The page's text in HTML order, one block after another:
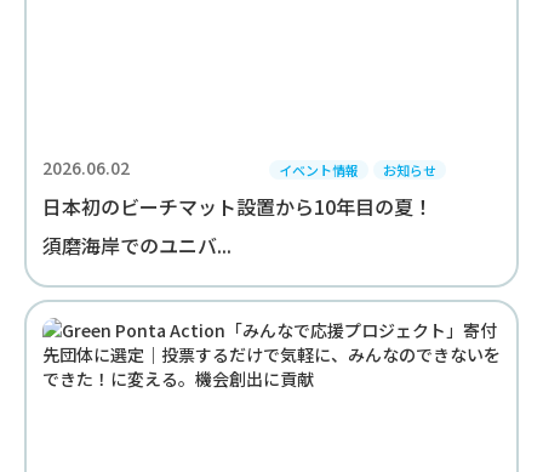
2026.06.02 イベント情報 お知らせ
日本初のビーチマット設置から10年目の夏！
須磨海岸でのユニバ...